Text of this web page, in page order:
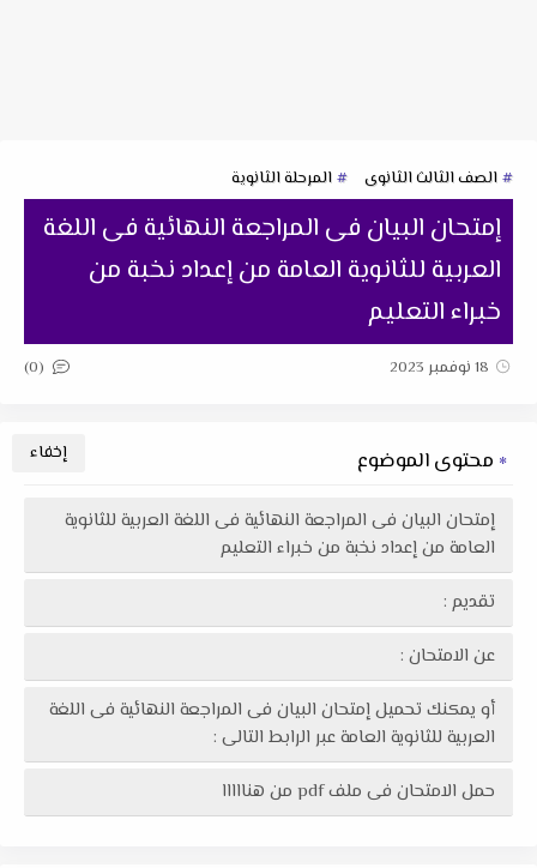
الصف الثالث الثانوى المرحلة الثانوية
إمتحان البيان فى المراجعة النهائية فى اللغة
العربية للثانوية العامة من إعداد نخبة من
خبراء التعليم
18 نوفمبر 2023 (0)
محتوى الموضوع
إمتحان البيان فى المراجعة النهائية فى اللغة العربية للثانوية
العامة من إعداد نخبة من خبراء التعليم
تقديم :
عن الامتحان :
أو يمكنك تحميل إمتحان البيان فى المراجعة النهائية فى اللغة
العربية للثانوية العامة عبر الرابط التالى :
حمل الامتحان فى ملف pdf من هنااااا